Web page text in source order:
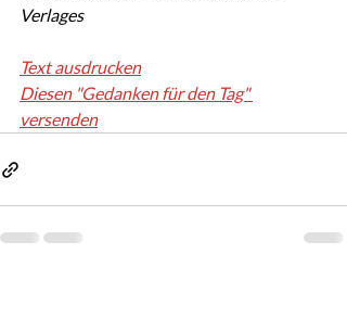
Verlages
Text ausdrucken
Diesen "Gedanken für den Tag"
versenden